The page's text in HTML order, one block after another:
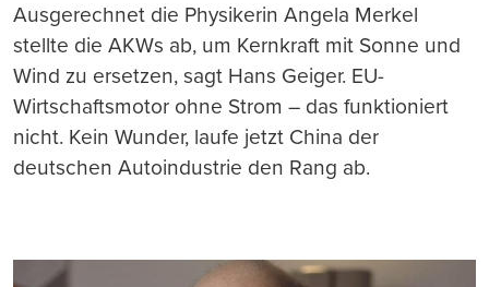
Ausgerechnet die Physikerin Angela Merkel
stellte die AKWs ab, um Kernkraft mit Sonne und
Wind zu ersetzen, sagt Hans Geiger. EU-
Wirtschaftsmotor ohne Strom – das funktioniert
nicht. Kein Wunder, laufe jetzt China der
deutschen Autoindustrie den Rang ab.